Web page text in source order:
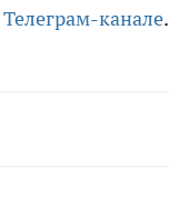
Телеграм-канале.